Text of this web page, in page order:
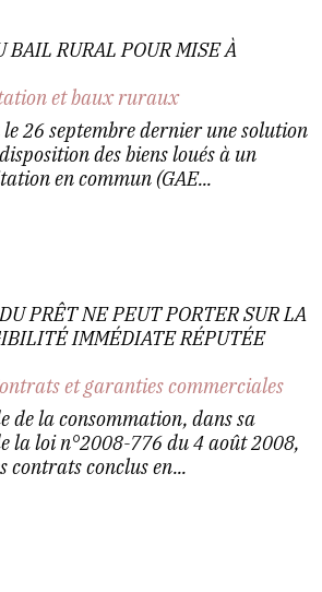
RURAL POUR MISE À
et baux ruraux
26 septembre dernier une solution
des biens loués à un
en commun (GAE...
PRÊT NE PEUT PORTER SUR LA
IMMÉDIATE RÉPUTÉE
et garanties commerciales
de la consommation, dans sa
la loi n°2008-776 du 4 août 2008,
contrats conclus en...